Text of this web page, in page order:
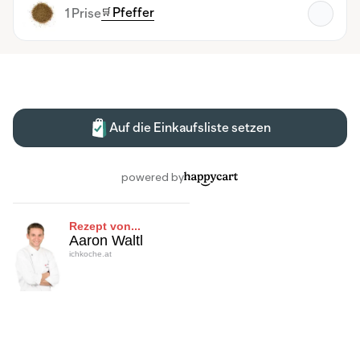
Rezept von...
Aaron Waltl
ichkoche.at